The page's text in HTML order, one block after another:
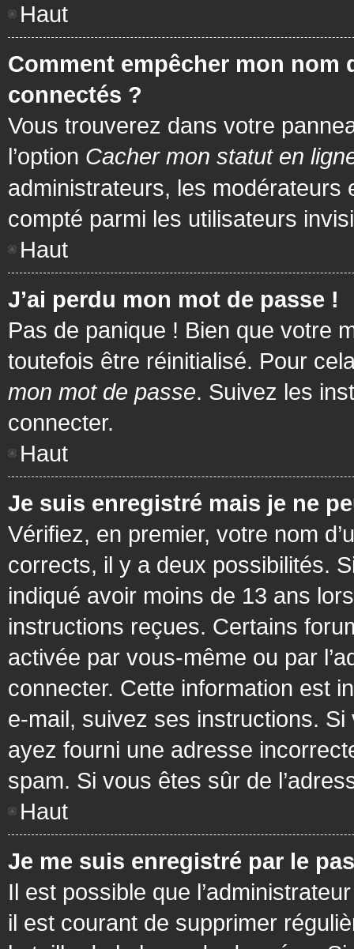
Haut
Comment empêcher mon nom
connectés ?
Vous trouverez dans votre
l’option Cacher mon statut en
administrateurs, les
compté parmi les utilisateurs
Haut
J’ai perdu mon mot de passe !
Pas de panique ! Bien que votre
toutefois être réinitialisé. Pour
mon mot de passe. Suivez les
connecter.
Haut
Je suis enregistré mais je ne
Vérifiez, en premier, votre nom
corrects, il y a deux possibilités.
indiqué avoir moins de 13 ans
instructions reçues. Certains
activée par vous-même ou par
connecter. Cette information est
e-mail, suivez ses instructions. Si
ayez fourni une adresse
spam. Si vous êtes sûr de
Haut
Je me suis enregistré par le
Il est possible que
il est courant de supprimer